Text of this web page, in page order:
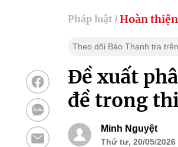
Pháp luật / Hoàn
Theo dõi Báo Thanh tra trên
Đề xuất
đề trong
Minh Nguyệt
Thứ tư, 20/05/2026